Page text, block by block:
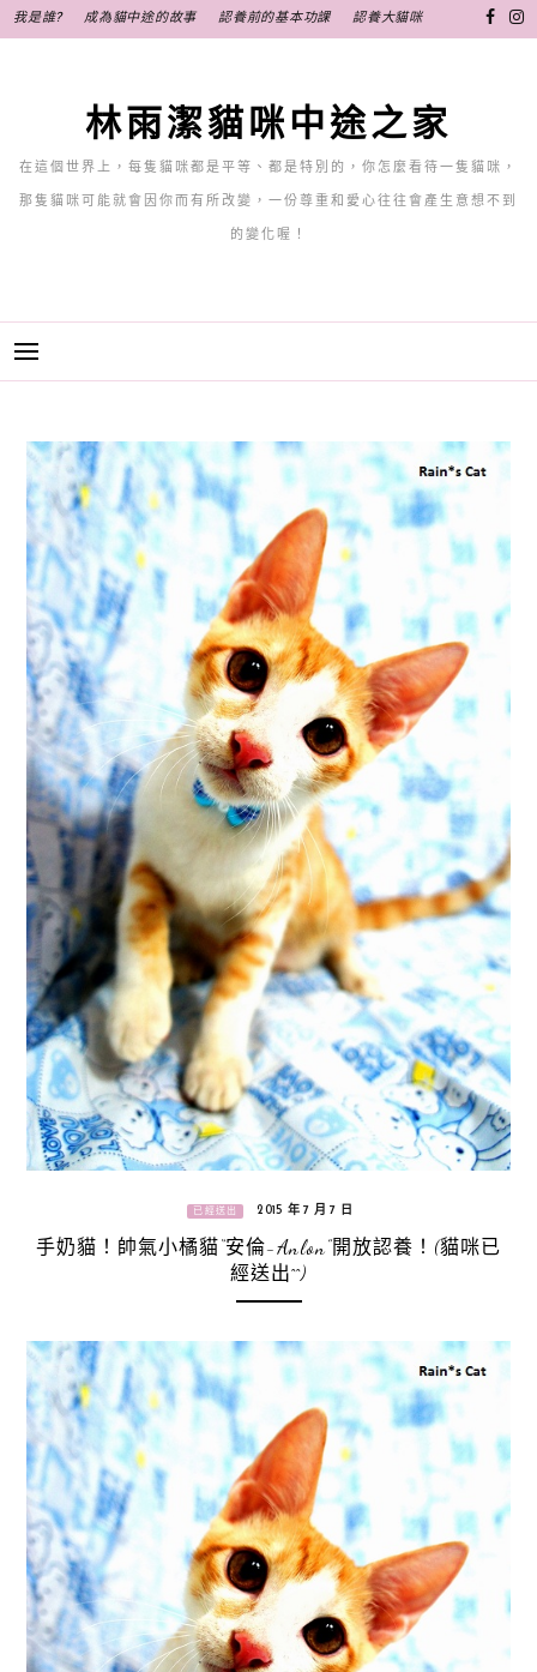
至
我是誰? 成為貓中途的故事 認養前的基本功課 認養大貓咪
林雨潔貓咪中途之家
在這個世界上，每隻貓咪都是平等、都是特別的，你怎麼看待一隻貓咪，
那隻貓咪可能就會因你而有所改變，一份尊重和愛心往往會產生意想不到
的變化喔！
已經送出 2015 年 7 月 7 日
手奶貓！帥氣小橘貓“安倫-Anlon”開放認養！(貓咪已
經送出^^)